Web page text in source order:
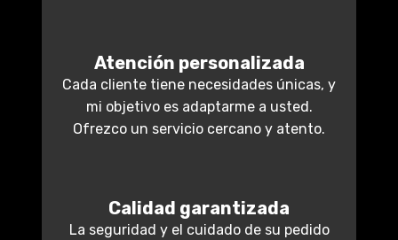
Atención personalizada
Cada cliente tiene necesidades únicas, y
mi objetivo es adaptarme a usted.
Ofrezco un servicio cercano y atento.
Calidad garantizada
La seguridad y el cuidado de su pedido